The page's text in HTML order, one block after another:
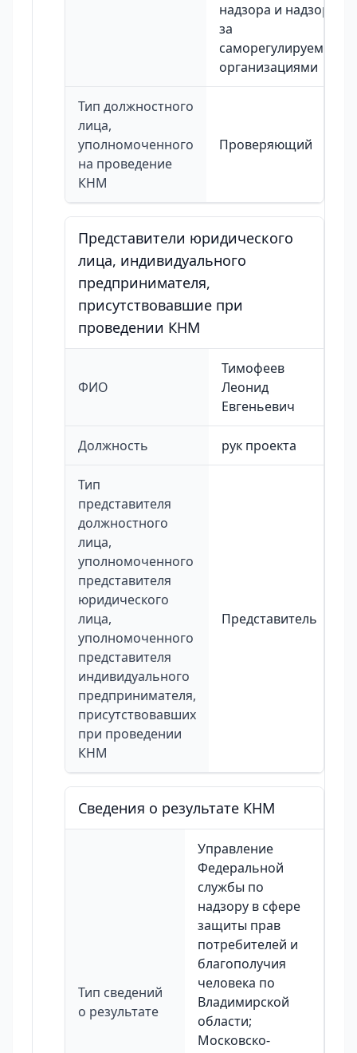
надзора и надзора
за
саморегулируемыми
организациями
Тип должностного
лица,
уполномоченного
на проведение
КНМ
Проверяющий
Представители юридического
лица, индивидуального
предпринимателя,
присутствовавшие при
проведении КНМ
ФИО
Тимофеев
Леонид
Евгеньевич
Должность рук проекта
Тип
представителя
должностного
лица,
уполномоченного
представителя
юридического
лица,
уполномоченного
представителя
индивидуального
предпринимателя,
присутствовавших
при проведении
КНМ
Представитель
Сведения о результате КНМ
Тип сведений
о результате
Управление
Федеральной
службы по
надзору в сфере
защиты прав
потребителей и
благополучия
человека по
Владимирской
области;
Московско-